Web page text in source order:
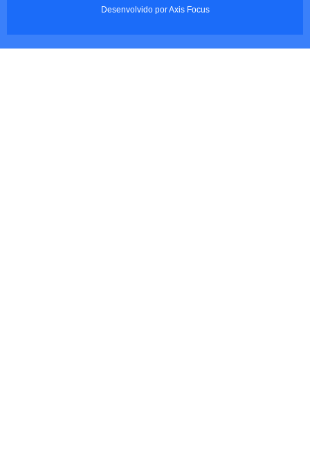
Desenvolvido porAxis Focus